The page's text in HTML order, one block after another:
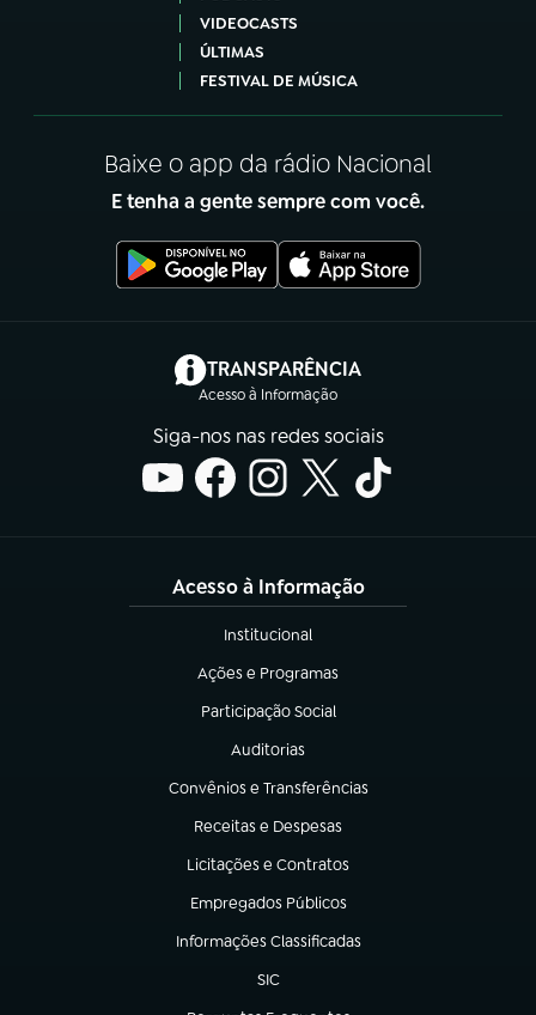
VIDEOCASTS
ÚLTIMAS
FESTIVAL DE MÚSICA
Baixe o app da rádio Nacional
E tenha a gente sempre com você.
TRANSPARÊNCIA
Acesso à Informação
(abre em nova aba)
Siga-nos nas redes sociais
Acesso à Informação
Institucional
(abre em nova aba)
Ações e Programas
(abre em nova aba)
Participação Social
(abre em nova aba)
Auditorias
(abre em nova aba)
Convênios e Transferências
(abre em nova aba)
Receitas e Despesas
(abre em nova aba)
Licitações e Contratos
(abre em nova aba)
Empregados Públicos
(abre em nova aba)
Informações Classificadas
(abre em nova aba)
SIC
(abre em nova aba)